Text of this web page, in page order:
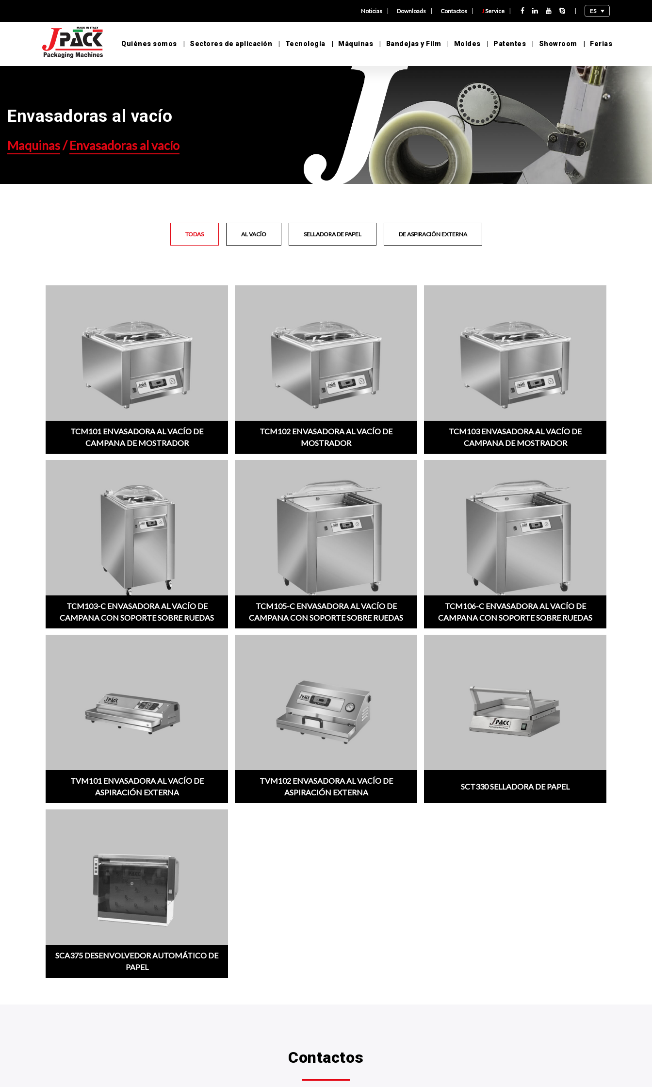
ES
Noticias Downloads Contactos JService
Quiénes somos Sectores de aplicación Tecnología Máquinas Bandejas y Film Moldes Patentes Showroom Ferias
Envasadoras al vacío
Maquinas/Envasadoras al vacío
TODAS AL VACÍO SELLADORA DE PAPEL DE ASPIRACIÓN EXTERNA
TCM101 ENVASADORA AL VACÍO DE
CAMPANA DE MOSTRADOR
TCM102 ENVASADORA AL VACÍO DE
MOSTRADOR
TCM103 ENVASADORA AL VACÍO DE
CAMPANA DE MOSTRADOR
TCM103-C ENVASADORA AL VACÍO DE
CAMPANA CON SOPORTE SOBRE RUEDAS
TCM105-C ENVASADORA AL VACÍO DE
CAMPANA CON SOPORTE SOBRE RUEDAS
TCM106-C ENVASADORA AL VACÍO DE
CAMPANA CON SOPORTE SOBRE RUEDAS
TVM101 ENVASADORA AL VACÍO DE
ASPIRACIÓN EXTERNA
TVM102 ENVASADORA AL VACÍO DE
ASPIRACIÓN EXTERNA
SCT330 SELLADORA DE PAPEL
SCA375 DESENVOLVEDOR AUTOMÁTICO DE
PAPEL
Contactos